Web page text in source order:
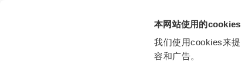
本网站使用的cookies
我们使用cookies来
容和广告。
Sign up to our Newsletter
Stay up to date with all the latest news, events